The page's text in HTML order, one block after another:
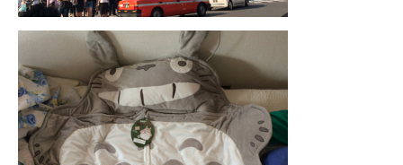
Cafés
HANOI
Cafés insolites
Cafés avec vue sur lac